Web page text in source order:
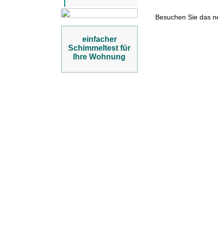
einfacher
Schimmeltest für
Ihre Wohnung
Besuchen Sie das